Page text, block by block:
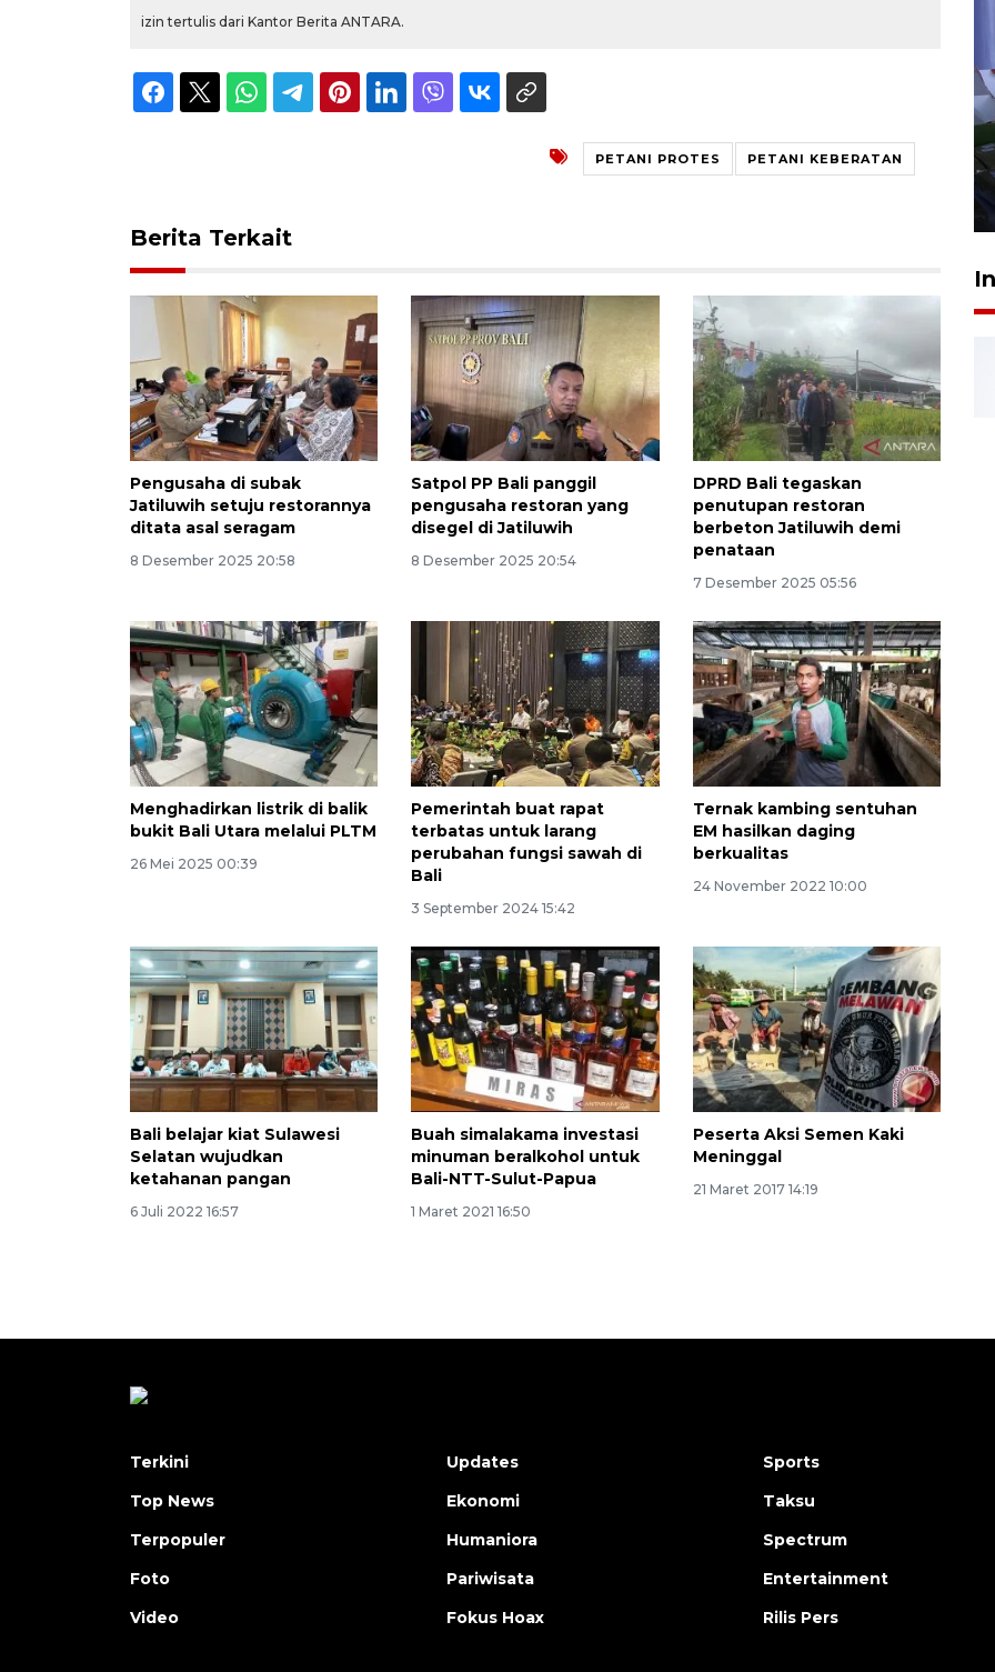
izin tertulis dari Kantor Berita ANTARA.
PETANI PROTES PETANI KEBERATAN
Berita Terkait
Pengusaha di subak
Jatiluwih setuju restorannya
ditata asal seragam
8 Desember 2025 20:58
Satpol PP Bali panggil
pengusaha restoran yang
disegel di Jatiluwih
8 Desember 2025 20:54
DPRD Bali tegaskan
penutupan restoran
berbeton Jatiluwih demi
penataan
7 Desember 2025 05:56
Menghadirkan listrik di balik
bukit Bali Utara melalui PLTM
26 Mei 2025 00:39
Pemerintah buat rapat
terbatas untuk larang
perubahan fungsi sawah di
Bali
3 September 2024 15:42
Ternak kambing sentuhan
EM hasilkan daging
berkualitas
24 November 2022 10:00
Bali belajar kiat Sulawesi
Selatan wujudkan
ketahanan pangan
6 Juli 2022 16:57
Buah simalakama investasi
minuman beralkohol untuk
Bali-NTT-Sulut-Papua
1 Maret 2021 16:50
Peserta Aksi Semen Kaki
Meninggal
21 Maret 2017 14:19
pengeroyokan maling ayam di
Tabanan
160 ribu sambungan baru
jaringan gas 2026
2026-08-07 18:00:00
Terkini
Top News
Terpopuler
Foto
Video
Updates
Ekonomi
Humaniora
Pariwisata
Fokus Hoax
Sports
Taksu
Spectrum
Entertainment
Rilis Pers